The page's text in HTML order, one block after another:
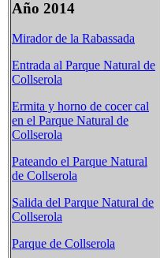
Año 2014
Mirador de la Rabassada
Entrada al Parque Natural de
Collserola
Ermita y horno de cocer cal
en el Parque Natural de
Collserola
Pateando el Parque Natural
de Collserola
Salida del Parque Natural de
Collserola
Parque de Collserola